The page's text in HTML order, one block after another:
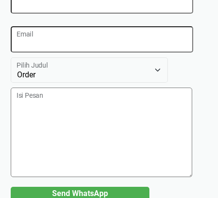
Email
Pilih Judul
Isi Pesan
Send WhatsApp